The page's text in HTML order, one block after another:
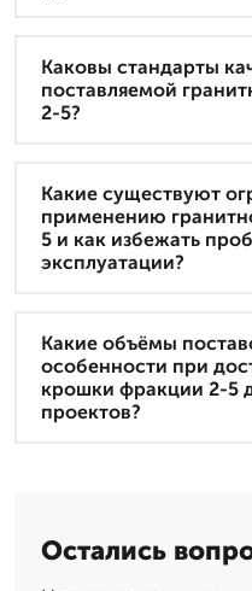
Каковы стандарты
поставляемой
2-5?
Какие существуют
применению
5 и как избежать
эксплуатации?
Какие объёмы
особенности при
крошки фракции 2-5
проектов?
Остались